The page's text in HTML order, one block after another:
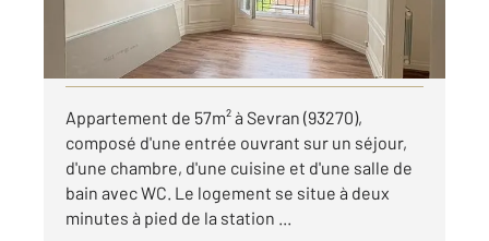
par mois charges comprises
Visiter le site dédié
Appartement de 57m² à Sevran (93270),
composé d'une entrée ouvrant sur un séjour,
d'une chambre, d'une cuisine et d'une salle de
bain avec WC. Le logement se situe à deux
minutes à pied de la station ...